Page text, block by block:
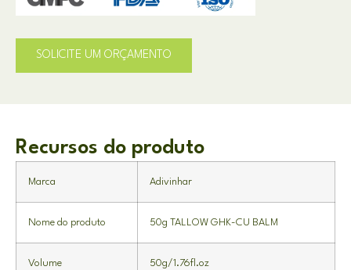
SOLICITE UM ORÇAMENTO
Recursos do produto
Marca Adivinhar
Nome do produto 50g TALLOW GHK-CU BALM
Volume 50g/1.76fl.oz